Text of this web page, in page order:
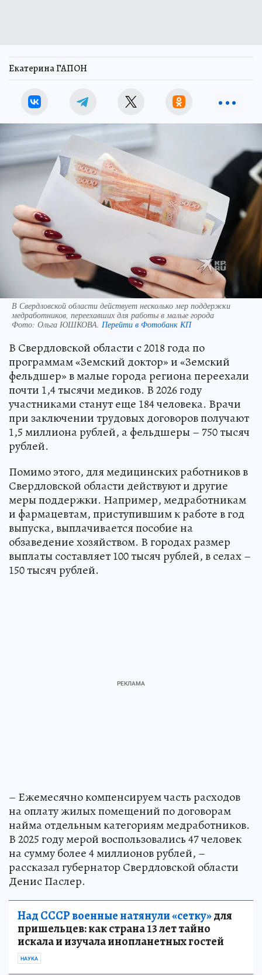
Екатерина ГАПОН
В Свердловской области действует несколько мер поддержки
медработников, переехавших для работы в малые города
Фото: Ольга ЮШКОВА. Перейти в Фотобанк КП
В Свердловской области с 2018 года по
программам «Земский доктор» и «Земский
фельдшер» в малые города региона переехали
почти 1,4 тысячи медиков. В 2026 году
участниками станут еще 184 человека. Врачи
при заключении трудовых договоров получают
1,5 миллиона рублей, а фельдшеры – 750 тысяч
рублей.
Помимо этого, для медицинских работников в
Свердловской области действуют и другие
меры поддержки. Например, медработникам
и фармацевтам, приступившим к работе в год
выпуска, выплачивается пособие на
обзаведение хозяйством. В городах размер
выплаты составляет 100 тысяч рублей, в селах –
150 тысяч рублей.
– Ежемесячно компенсируем часть расходов
на оплату жилых помещений по договорам
найма отдельным категориям медработников.
В 2025 году мерой воспользовались 47 человек
на сумму более 4 миллионов рублей, –
рассказал губернатор Свердловской области
Денис Паслер.
Над СССР военные натянули «сетку»для
пришельцев: как страна 13 лет тайно
искала и изучала инопланетных гостей
НАУКА